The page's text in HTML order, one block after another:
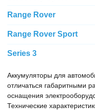
Range Rover
Range Rover Sport
Series 3
Аккумуляторы для
отличаться габаритными
оснащения
Технические